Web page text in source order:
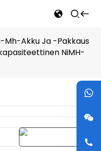
Mh-Akku Ja -pakkaus
NiMH-